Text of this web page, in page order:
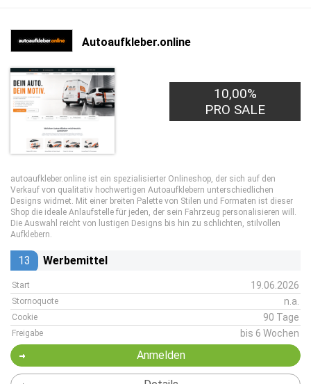
Autoaufkleber.online
10,00%
PRO SALE
autoaufkleber.online ist ein spezialisierter Onlineshop, der sich auf den
Verkauf von qualitativ hochwertigen Autoaufklebern unterschiedlichen
Designs widmet. Mit einer breiten Palette von Stilen und Formaten ist dieser
Shop die ideale Anlaufstelle für jeden, der sein Fahrzeug personalisieren will.
Die Auswahl reicht von lustigen Designs bis hin zu schlichten, stilvollen
Aufklebern.
13 Werbemittel
Start 19.06.2026
Stornoquote n.a.
Cookie 90 Tage
Freigabe bis 6 Wochen
Anmelden